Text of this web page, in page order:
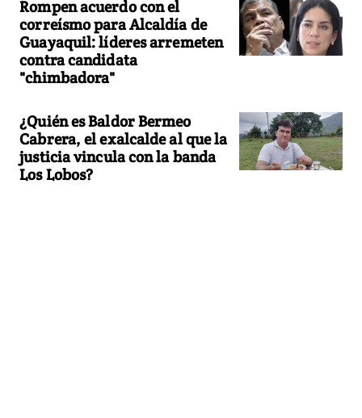
Rompen acuerdo con el
correísmo para Alcaldía de
Guayaquil: líderes arremeten
contra candidata
"chimbadora"
¿Quién es Baldor Bermeo
Cabrera, el exalcalde al que la
justicia vincula con la banda
Los Lobos?